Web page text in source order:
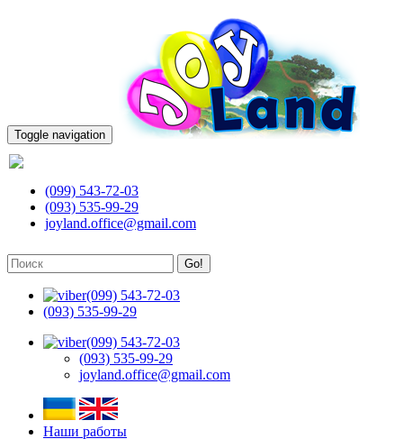
Toggle navigation
(099) 543-72-03
(093) 535-99-29
joyland.office@gmail.com
Go!
(099) 543-72-03
(093) 535-99-29
(099) 543-72-03
(093) 535-99-29
joyland.office@gmail.com
Наши работы